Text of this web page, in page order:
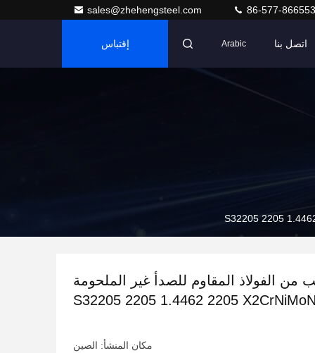
sales@zhehengsteel.com 86-577-
اتصل بنا Arabic إقتباس
من الفولاذ المقاوم للصدأ غير الملحومة
S32205 2205 1.4462 2205
مكان المنشأ: الصين